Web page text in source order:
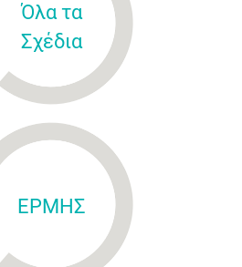
Όλα τα
Σχέδια
ΕΡΜΗΣ